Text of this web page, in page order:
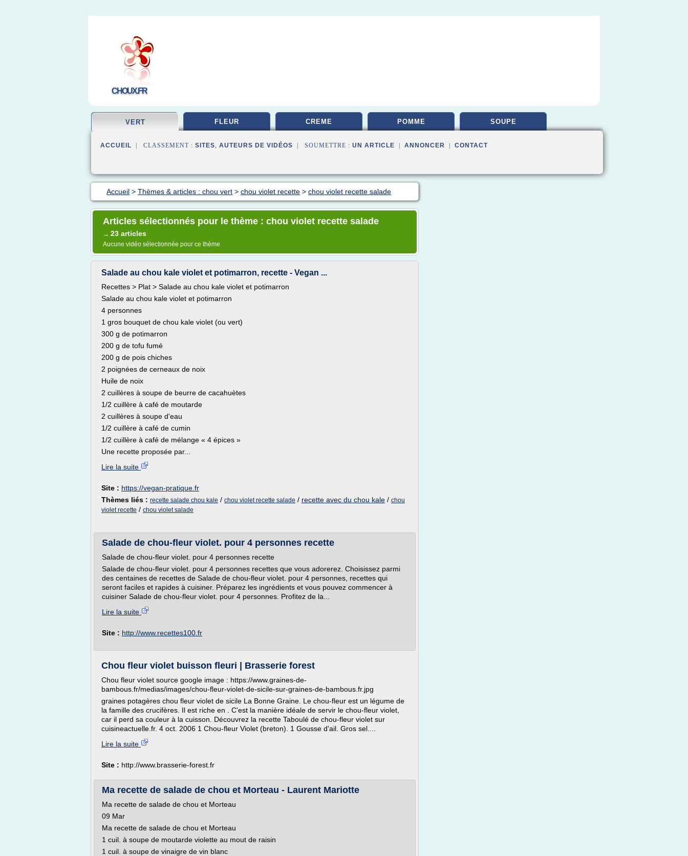
CHOUX.FR
VERT FLEUR CREME POMME SOUPE
ACCUEIL | CLASSEMENT : SITES, AUTEURS DE VIDÉOS | SOUMETTRE : UN ARTICLE ANNONCER CONTACT
Accueil > Thèmes & articles : chou vert > chou violet recette > chou violet recette salade
Articles sélectionnés pour le thème : chou violet recette salade
→ 23 articles
Aucune vidéo sélectionnée pour ce thème
Salade au chou kale violet et potimarron, recette - Vegan ...
Recettes > Plat > Salade au chou kale violet et potimarron
Salade au chou kale violet et potimarron
4 personnes
1 gros bouquet de chou kale violet (ou vert)
300 g de potimarron
200 g de tofu fumé
200 g de pois chiches
2 poignées de cerneaux de noix
Huile de noix
2 cuillères à soupe de beurre de cacahuètes
1/2 cuillère à café de moutarde
2 cuillères à soupe d'eau
1/2 cuillère à café de cumin
1/2 cuillère à café de mélange « 4 épices »
Une recette proposée par...
Lire la suite
Site : https://vegan-pratique.fr
Thèmes liés : recette salade chou kale / chou violet recette salade / recette avec du chou kale / chou
violet recette / chou violet salade
Salade de chou-fleur violet. pour 4 personnes recette
Salade de chou-fleur violet. pour 4 personnes recette
Salade de chou-fleur violet. pour 4 personnes recettes que vous adorerez. Choisissez parmi
des centaines de recettes de Salade de chou-fleur violet. pour 4 personnes, recettes qui
seront faciles et rapides à cuisiner. Préparez les ingrédients et vous pouvez commencer à
cuisiner Salade de chou-fleur violet. pour 4 personnes. Profitez de la...
Lire la suite
Site : http://www.recettes100.fr
Chou fleur violet buisson fleuri | Brasserie forest
Chou fleur violet source google image : https://www.graines-de-
bambous.fr/medias/images/chou-fleur-violet-de-sicile-sur-graines-de-bambous.fr.jpg
graines potagères chou fleur violet de sicile La Bonne Graine. Le chou-fleur est un légume de
la famille des crucifères. Il est riche en . C'est la manière idéale de servir le chou-fleur violet,
car il perd sa couleur à la cuisson. Découvrez la recette Taboulé de chou-fleur violet sur
cuisineactuelle.fr. 4 oct. 2006 1 Chou-fleur Violet (breton). 1 Gousse d'ail. Gros sel....
Lire la suite
Site : http://www.brasserie-forest.fr
Ma recette de salade de chou et Morteau - Laurent Mariotte
Ma recette de salade de chou et Morteau
09 Mar
Ma recette de salade de chou et Morteau
1 cuil. à soupe de moutarde violette au mout de raisin
1 cuil. à soupe de vinaigre de vin blanc